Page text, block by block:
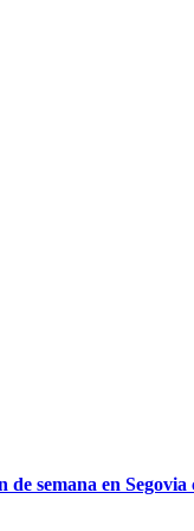
semana en Segovia